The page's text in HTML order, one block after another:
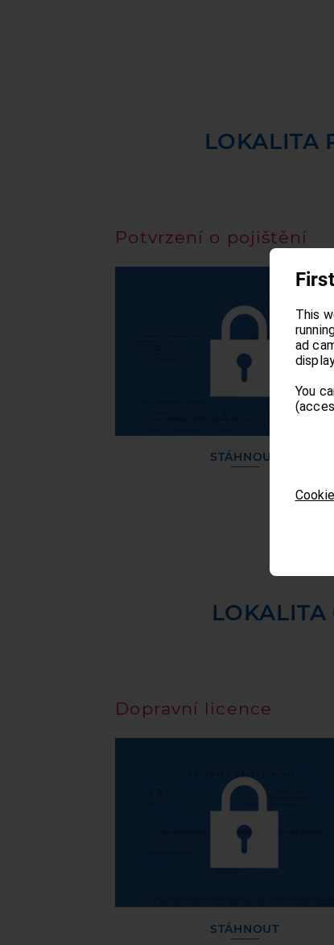
LOKALITA
Potvrzení o pojištění
STÁHNOUT
LOKALITA
Dopravní licence
STÁHNOUT
This
ad
You